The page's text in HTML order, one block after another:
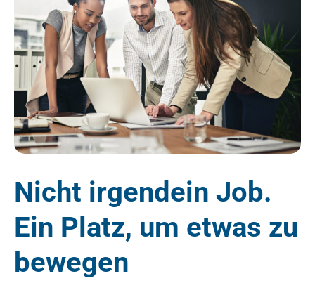
Nicht irgendein Job.
Ein Platz, um etwas zu
bewegen